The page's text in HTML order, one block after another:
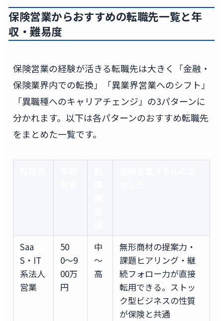
保険営業からおすすめの転職先一覧と年
収・難易度
保険営業の経験が活きる転職先は大きく「金融・
保険業界内での転換」「異業界営業へのシフト」
「異職種へのキャリアチェンジ」の3パターンに
分かれます。以下は各パターンのおすすめ転職先
をまとめた一覧です。
Saa
S・IT
系法人
営業
50
0〜9
00万
円
中
〜
高
無形商材の提案力・
課題ヒアリング・継
続フォロー力が直接
転用できる。ストッ
ク型ビジネスの性質
が保険と共通